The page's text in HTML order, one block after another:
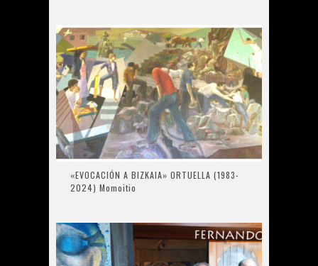
«EVOCACIÓN A BIZKAIA» ORTUELLA (1983-
2024) Momoitio